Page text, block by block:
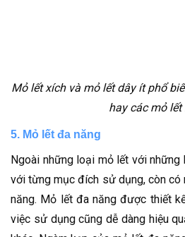
Mỏ lết xích và mỏ lết dây ít phổ
hay các mỏ lết
5. Mỏ lết đa năng
Ngoài những loại mỏ lết với
với từng mục đích sử dụng, còn
năng. Mỏ lết đa năng được thiết
việc sử dụng cũng dễ dàng hiệu